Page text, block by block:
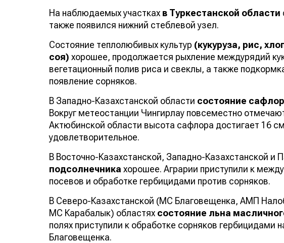
На наблюдаемых участках в Туркестанской области
также появился нижний стеблевой узел.
Состояние теплолюбивых культур (кукуруза, рис,
соя) хорошее, продолжается рыхление междурядий
вегетационный полив риса и свеклы, а также
появление сорняков.
В Западно-Казахстанской области состояние
Вокруг метеостанции Чингирлау повсеместно
Актюбинской области высота сафлора достигает 16
удовлетворительное.
В Восточно-Казахстанской, Западно-Казахстанской и
подсолнечника хорошее. Аграрии приступили к
посевов и обработке гербицидами против сорняков.
В Северо-Казахстанской (МС Благовещенка, АМП
МС Карабалык) областях состояние льна
полях приступили к обработке сорняков гербицидами
Благовещенка.